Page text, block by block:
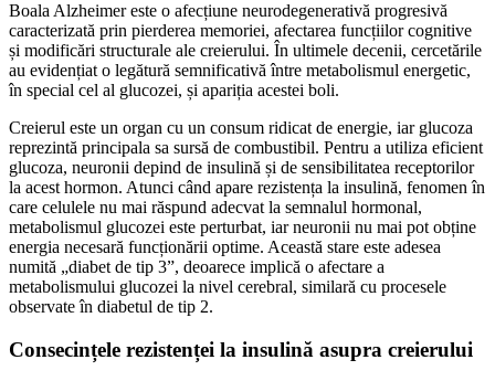
Boala Alzheimer este o afecțiune neurodegenerativă progresivă
caracterizată prin pierderea memoriei, afectarea funcțiilor cognitive
și modificări structurale ale creierului. În ultimele decenii, cercetările
au evidențiat o legătură semnificativă între metabolismul energetic,
în special cel al glucozei, și apariția acestei boli.
Creierul este un organ cu un consum ridicat de energie, iar glucoza
reprezintă principala sa sursă de combustibil. Pentru a utiliza eficient
glucoza, neuronii depind de insulină și de sensibilitatea receptorilor
la acest hormon. Atunci când apare rezistența la insulină, fenomen în
care celulele nu mai răspund adecvat la semnalul hormonal,
metabolismul glucozei este perturbat, iar neuronii nu mai pot obține
energia necesară funcționării optime. Această stare este adesea
numită „diabet de tip 3”, deoarece implică o afectare a
metabolismului glucozei la nivel cerebral, similară cu procesele
observate în diabetul de tip 2.
Consecințele rezistenței la insulină asupra creierului